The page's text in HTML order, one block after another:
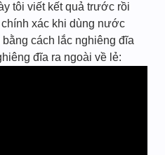
tôi viết kết quả trước rồi
xác khi dùng nước
cách lắc nghiêng đĩa
đĩa ra ngoài về lẻ: